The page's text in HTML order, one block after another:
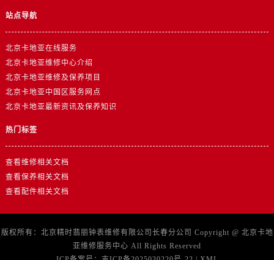
站点导航
北京卡地亚在线服务
北京卡地亚维修中心介绍
北京卡地亚维修及保养项目
北京卡地亚中国区服务网点
北京卡地亚最新资讯及保养知识
热门标签
查看维修相关文档
查看保养相关文档
查看配件相关文档
版权所有：北京精时翡丽钟表维修有限公司长春分公司 Copyright @ 北京卡地
亚维修服务中心 All Rights Reserved